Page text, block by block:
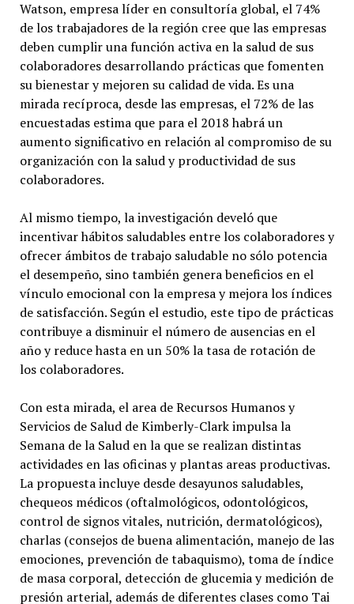
Watson, empresa líder en consultoría global, el 74%
de los trabajadores de la región cree que las empresas
deben cumplir una función activa en la salud de sus
colaboradores desarrollando prácticas que fomenten
su bienestar y mejoren su calidad de vida. Es una
mirada recíproca, desde las empresas, el 72% de las
encuestadas estima que para el 2018 habrá un
aumento significativo en relación al compromiso de su
organización con la salud y productividad de sus
colaboradores.
Al mismo tiempo, la investigación develó que
incentivar hábitos saludables entre los colaboradores y
ofrecer ámbitos de trabajo saludable no sólo potencia
el desempeño, sino también genera beneficios en el
vínculo emocional con la empresa y mejora los índices
de satisfacción. Según el estudio, este tipo de prácticas
contribuye a disminuir el número de ausencias en el
año y reduce hasta en un 50% la tasa de rotación de
los colaboradores.
Con esta mirada, el area de Recursos Humanos y
Servicios de Salud de Kimberly-Clark impulsa la
Semana de la Salud en la que se realizan distintas
actividades en las oficinas y plantas areas productivas.
La propuesta incluye desde desayunos saludables,
chequeos médicos (oftalmológicos, odontológicos,
control de signos vitales, nutrición, dermatológicos),
charlas (consejos de buena alimentación, manejo de las
emociones, prevención de tabaquismo), toma de índice
de masa corporal, detección de glucemia y medición de
presión arterial, además de diferentes clases como Tai